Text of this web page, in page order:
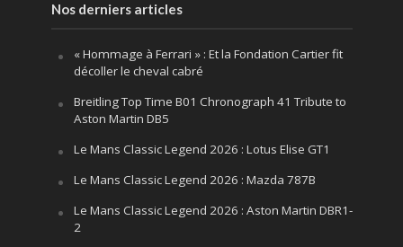
Nos derniers articles
« Hommage à Ferrari » : Et la Fondation Cartier fit
décoller le cheval cabré
Breitling Top Time B01 Chronograph 41 Tribute to
Aston Martin DB5
Le Mans Classic Legend 2026 : Lotus Elise GT1
Le Mans Classic Legend 2026 : Mazda 787B
Le Mans Classic Legend 2026 : Aston Martin DBR1-
2